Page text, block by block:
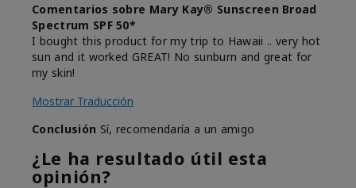
Comentarios sobre Mary Kay® Sunscreen Broad
Spectrum SPF 50*
I bought this product for my trip to Hawaii .. very hot
sun and it worked GREAT! No sunburn and great for
my skin!
Mostrar Traducción
Conclusión Sí, recomendaría a un amigo
¿Le ha resultado útil esta
opinión?